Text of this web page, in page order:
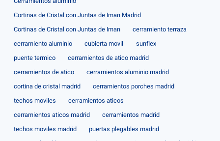
Cortinas de Cristal con Juntas de Iman Madrid
Cortinas de Cristal con Juntas de Iman
cerramiento terraza
cerramiento aluminio
cubierta movil
sunflex
puente termico
cerramientos de atico madrid
cerramientos de atico
cerramientos aluminio madrid
cortina de cristal madrid
cerramientos porches madrid
techos moviles
cerramientos aticos
cerramientos aticos madrid
cerramientos madrid
techos moviles madrid
puertas plegables madrid